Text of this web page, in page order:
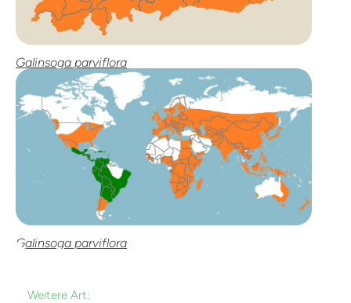
Galinsoga parviflora
Galinsoga parviflora
Weitere Art: